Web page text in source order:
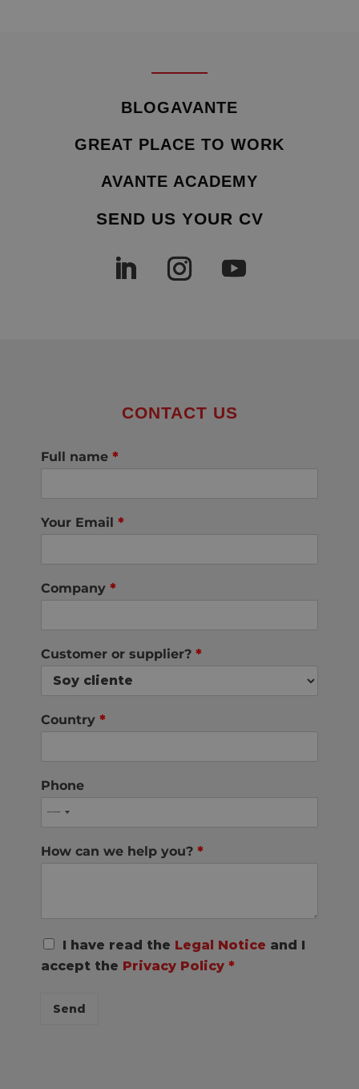
BLOGAVANTE
GREAT PLACE TO WORK
AVANTE ACADEMY
SEND US YOUR CV
CONTACT US
Full name *
Your Email *
Company *
Customer or supplier? *
Country *
Phone
How can we help you? *
R
P
I have read the Legal Notice and I
accept the Privacy Policy *
Send